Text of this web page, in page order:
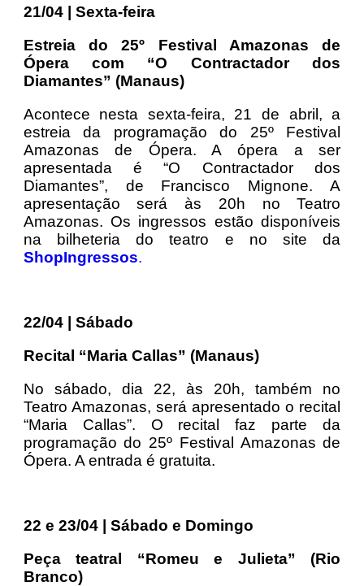
21/04 | Sexta-feira
Estreia do 25º Festival Amazonas de
Ópera com “O Contractador dos
Diamantes” (Manaus)
Acontece nesta sexta-feira, 21 de abril, a
estreia da programação do 25º Festival
Amazonas de Ópera. A ópera a ser
apresentada é “O Contractador dos
Diamantes”, de Francisco Mignone. A
apresentação será às 20h no Teatro
Amazonas. Os ingressos estão disponíveis
na bilheteria do teatro e no site da
ShopIngressos.
22/04 | Sábado
Recital “Maria Callas” (Manaus)
No sábado, dia 22, às 20h, também no
Teatro Amazonas, será apresentado o recital
“Maria Callas”. O recital faz parte da
programação do 25º Festival Amazonas de
Ópera. A entrada é gratuita.
22 e 23/04 | Sábado e Domingo
Peça teatral “Romeu e Julieta” (Rio
Branco)